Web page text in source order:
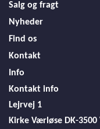
Salg og fragt
Nyheder
Find os
Kontakt
Info
Kontakt info
Lejrvej 1
Kirke Værløse DK-